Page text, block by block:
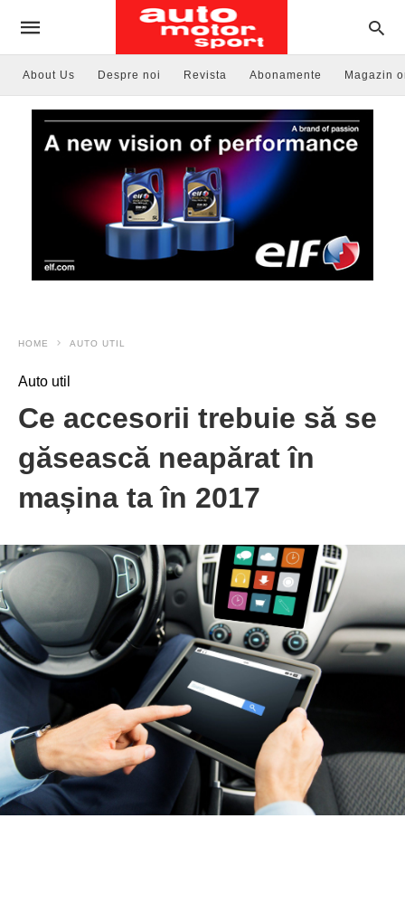
About Us Despre noi Revista Abonamente Magazin
HOME AUTO UTIL
Auto util
Ce accesorii trebuie să se
găsească neapărat în
mașina ta în 2017